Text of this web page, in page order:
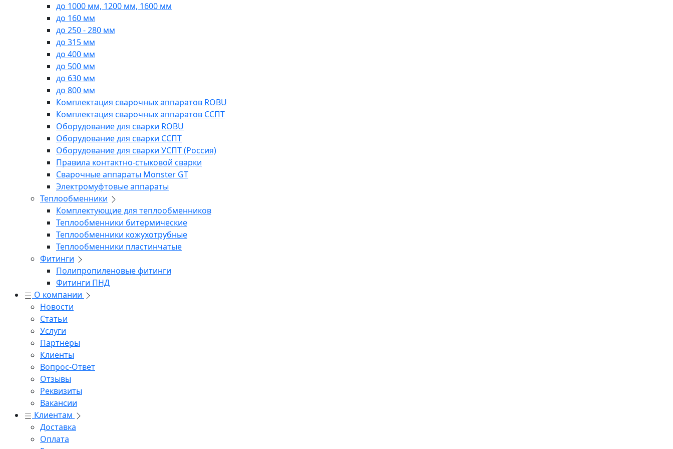
до 1000 мм, 1200 мм, 1600 мм
до 160 мм
до 250 - 280 мм
до 315 мм
до 400 мм
до 500 мм
до 630 мм
до 800 мм
Комплектация сварочных аппаратов ROBU
Комплектация сварочных аппаратов ССПТ
Оборудование для сварки ROBU
Оборудование для сварки ССПТ
Оборудование для сварки УСПТ (Россия)
Правила контактно-стыковой сварки
Сварочные аппараты Monster GT
Электромуфтовые аппараты
Теплообменники
Комплектующие для теплообменников
Теплообменники битермические
Теплообменники кожухотрубные
Теплообменники пластинчатые
Фитинги
Полипропиленовые фитинги
Фитинги ПНД
О компании
Новости
Статьи
Услуги
Партнёры
Клиенты
Вопрос-Ответ
Отзывы
Реквизиты
Вакансии
Клиентам
Доставка
Оплата